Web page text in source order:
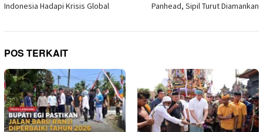
Indonesia Hadapi Krisis Global
Panhead, Sipil Turut Diamankan
POS TERKAIT